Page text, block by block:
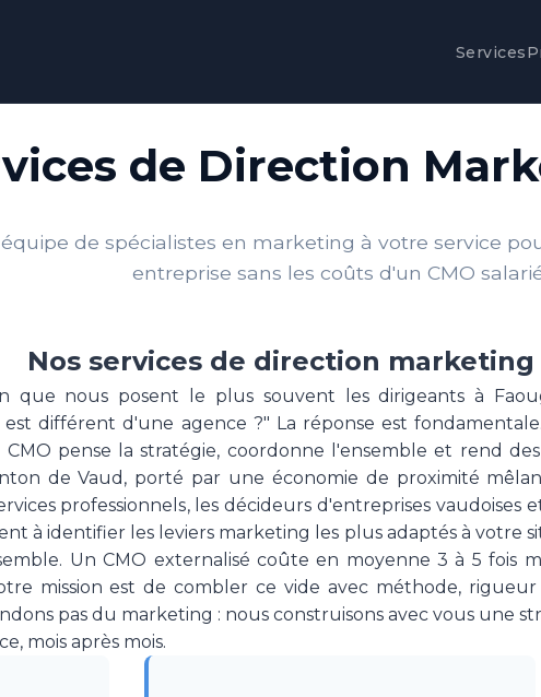
Services
de Direction
de spécialistes en marketing à votre service
entreprise sans les coûts d'un CMO
Nos services de direction marketing
que nous posent le plus souvent les dirigeants à
est différent d'une agence ?" La réponse est
CMO pense la stratégie, coordonne l'ensemble et rend
de Vaud, porté par une économie de proximité
professionnels, les décideurs d'entreprises vaudoises
à identifier les leviers marketing les plus adaptés à votre
Un CMO externalisé coûte en moyenne 3 à 5 fois
mission est de combler ce vide avec méthode, rigueur
pas du marketing : nous construisons avec vous une
mois après mois.